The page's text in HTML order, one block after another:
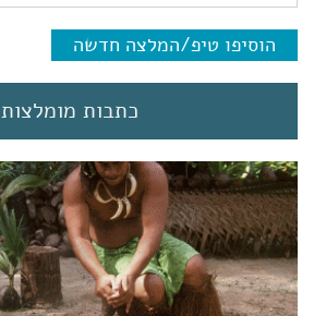
הוסיפו טיפ/המלצה חדשה
כתבות מומלצות